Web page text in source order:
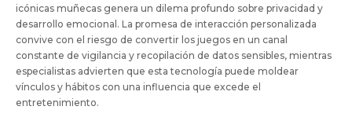
icónicas muñecas genera un dilema profundo sobre privacidad y
desarrollo emocional. La promesa de interacción personalizada
convive con el riesgo de convertir los juegos en un canal
constante de vigilancia y recopilación de datos sensibles, mientras
especialistas advierten que esta tecnología puede moldear
vínculos y hábitos con una influencia que excede el
entretenimiento.